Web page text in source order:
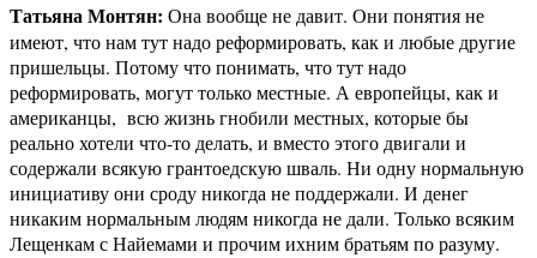
Татьяна Монтян: Она вообще не давит. Они понятия не
имеют, что нам тут надо реформировать, как и любые другие
пришельцы. Потому что понимать, что тут надо
реформировать, могут только местные. А европейцы, как и
американцы, всю жизнь гнобили местных, которые бы
реально хотели что-то делать, и вместо этого двигали и
содержали всякую грантоедскую шваль. Ни одну нормальную
инициативу они сроду никогда не поддержали. И денег
никаким нормальным людям никогда не дали. Только всяким
Лещенкам с Найемами и прочим ихним братьям по разуму.